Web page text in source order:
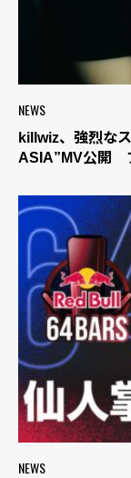
NEWS
killwiz、強烈な
ASIA”MV公開
NEWS